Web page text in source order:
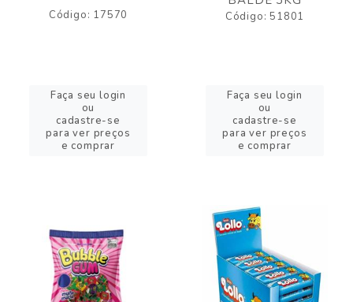
Código: 17570
Faça seu login
ou
cadastre-se
para ver preços
e comprar
Código: 51801
Faça seu login
ou
cadastre-se
para ver preços
e comprar